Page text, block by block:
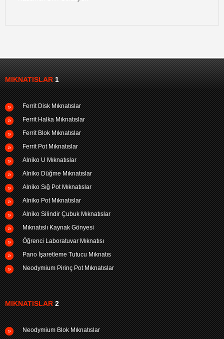
MIKNATISLAR1
Ferrit Disk Mıknatıslar
Ferrit Halka Mıknatıslar
Ferrit Blok Mıknatıslar
Ferrit Pot Mıknatıslar
Alniko U Mıknatıslar
Alniko Düğme Mıknatıslar
Alniko Sığ Pot Mıknatıslar
Alniko Pot Mıknatıslar
Alniko Silindir Çubuk Mıknatıslar
Mıknatıslı Kaynak Gönyesi
Öğrenci Laboratuvar Mıknatısı
Pano İşaretleme Tutucu Mıknatıs
Neodymium Pirinç Pot Mıknatıslar
MIKNATISLAR2
Neodymium Blok Mıknatıslar